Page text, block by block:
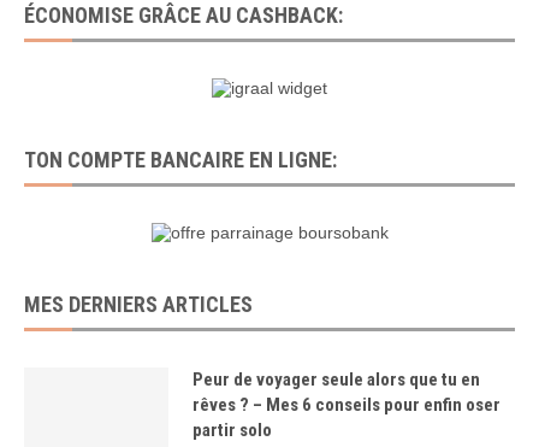
ÉCONOMISE GRÂCE AU CASHBACK:
TON COMPTE BANCAIRE EN LIGNE:
MES DERNIERS ARTICLES
Peur de voyager seule alors que tu en
rêves ? – Mes 6 conseils pour enfin oser
partir solo